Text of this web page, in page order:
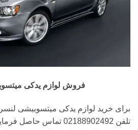
فروش لوازم یدکی
برای خرید لوازم یدکی میتسوبیشی
تلفن 02188902492 تماس